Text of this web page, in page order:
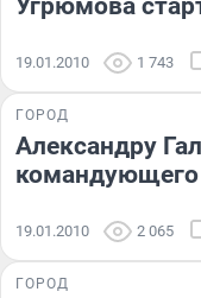
19.01.2010 1 743
ГОРОД
Александру
19.01.2010 2 065
ГОРОД